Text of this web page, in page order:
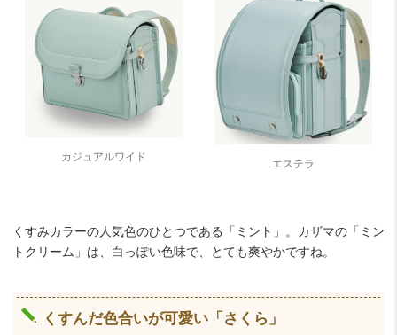
カジュアルワイド
エステラ
くすみカラーの人気色のひとつである「ミント」。カザマの「ミン
トクリーム」は、白っぽい色味で、とても爽やかですね。
くすんだ色合いが可愛い「さくら」